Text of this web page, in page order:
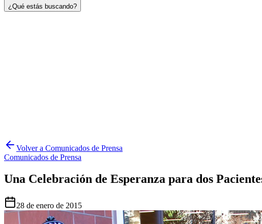
¿Qué estás buscando?
Volver a Comunicados de Prensa
Comunicados de Prensa
Una Celebración de Esperanza para dos
28 de enero de 2015